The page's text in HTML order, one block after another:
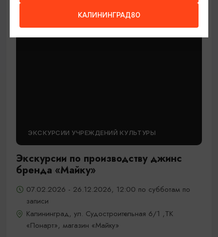
ЭКСКУРСИИ УЧРЕЖДЕНИЙ КУЛЬТУРЫ
Экскурсии по производству джинс
бренда «Майку»
07.02.2026 - 26.12.2026, 12:00 по субботам по
записи
Калининград, ул. Судостроительная 6/1 ,ТК
«Понарт», магазин «Майку»
КАЛИНИНГРАД80